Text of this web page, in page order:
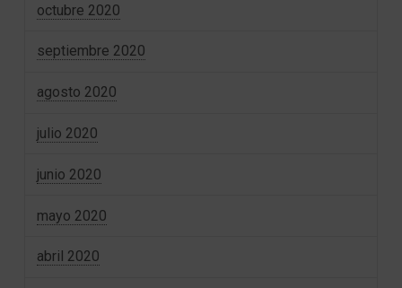
octubre 2020
septiembre 2020
agosto 2020
julio 2020
junio 2020
mayo 2020
abril 2020